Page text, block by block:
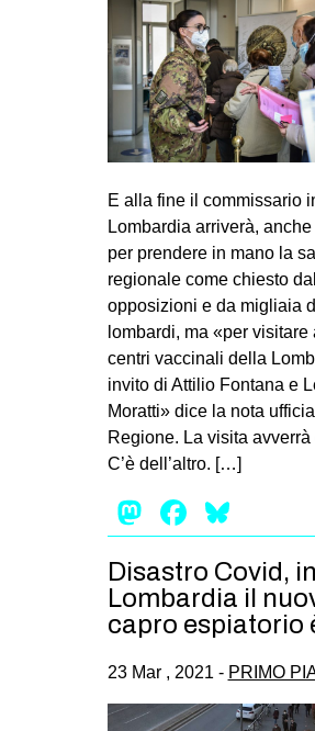
E alla fine il commissario
Lombardia arriverà,
per prendere in mano la
regionale come chiesto
opposizioni e da migliaia
lombardi, ma «per visitare
centri vaccinali della
invito di Attilio Fontana e
Moratti» dice la nota
Regione. La visita avverrà
C’è dell’altro. […]
Mastodon
Disastro Covid, in
Lombardia il
capro espiatorio
23 Mar , 2021 - PRIMO